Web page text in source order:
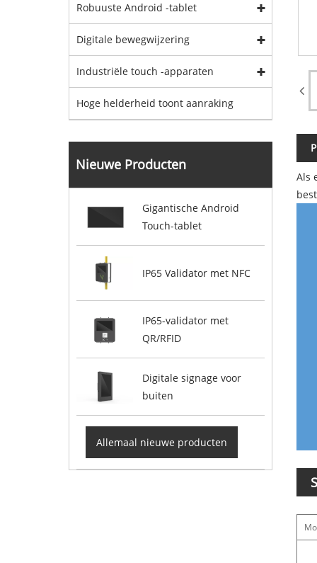
Robuuste Android -tablet
Digitale bewegwijzering
Industriële touch -apparaten
Hoge helderheid toont aanraking
Nieuwe Producten
Gigantische Android
Touch-tablet
IP65 Validator met NFC
IP65-validator met
QR/RFID
Digitale signage voor
buiten
Allemaal nieuwe producten
Als